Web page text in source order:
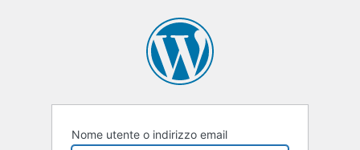
Nome utente o indirizzo email